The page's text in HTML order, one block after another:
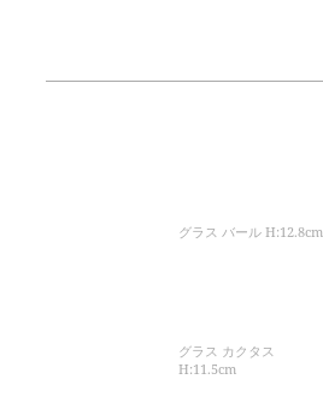
グラス バール H:12.8cm
グラス カクタス
H:11.5cm